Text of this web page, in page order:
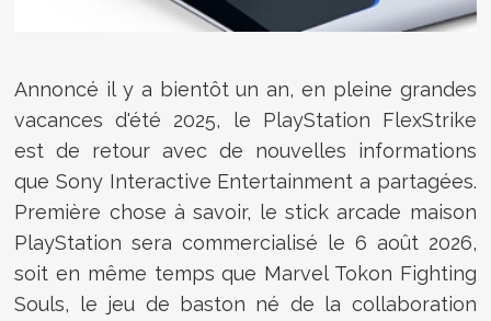
Annoncé il y a bientôt un an, en pleine grandes
vacances d'été 2025, le PlayStation FlexStrike
est de retour avec de nouvelles informations
que Sony Interactive Entertainment a partagées.
Première chose à savoir, le stick arcade maison
PlayStation sera commercialisé le 6 août 2026,
soit en même temps que Marvel Tokon Fighting
Souls, le jeu de baston né de la collaboration